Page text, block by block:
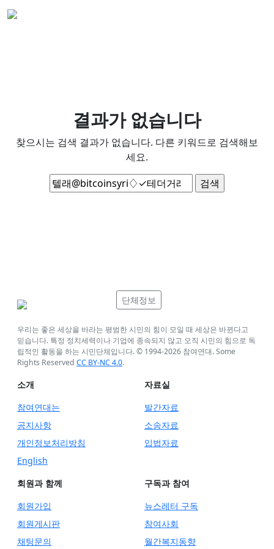
결과가 없습니다
찾으시는 검색 결과가 없습니다. 다른 키워드로 검색해보
세요.
검
색:
단체정보
우리는 좋은 세상을 바라는 평범한 시민의 힘이 모일 때 세상은 바뀐다고
믿습니다. 특정 정치세력이나 기업에 종속되지 않고 오직 시민의 힘으로 독
립적인 활동을 하는 시민단체입니다. © 1994-2026 참여연대. Some
Rights Reserved CC BY-NC 4.0.
소개
참여연대는
공지사항
개인정보처리방침
English
자료실
발간자료
소송자료
입법자료
회원과 함께
회원가입
회원게시판
채팅문의
구독과 참여
뉴스레터 구독
참여사회
월간복지동향